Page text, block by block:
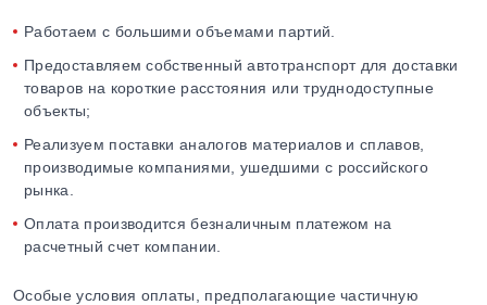
Работаем с большими объемами партий.
Предоставляем собственный автотранспорт для доставки
товаров на короткие расстояния или труднодоступные
объекты;
Реализуем поставки аналогов материалов и сплавов,
производимые компаниями, ушедшими с российского
рынка.
Оплата производится безналичным платежом на
расчетный счет компании.
Особые условия оплаты, предполагающие частичную